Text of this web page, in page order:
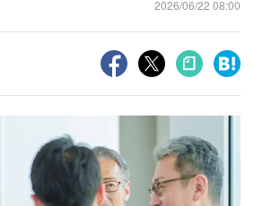
2026/06/22 08:00